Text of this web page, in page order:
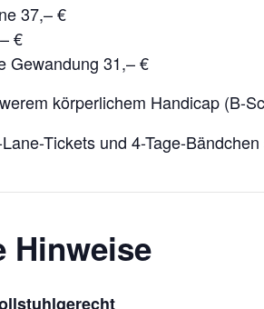
37,– €
€
Gewandung 31,– €
körperlichem Handicap (B-
Tickets und 4-Tage-Bändchen
Hinweise